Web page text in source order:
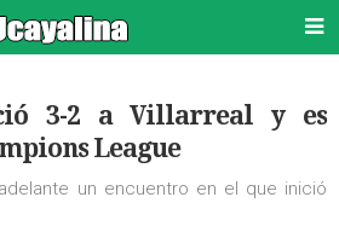
3-2 a Villarreal y es
League
un encuentro en el que inició